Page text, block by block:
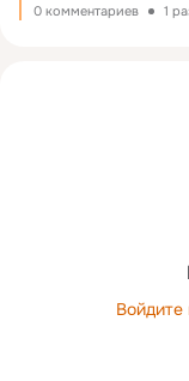
0 комментариев 1